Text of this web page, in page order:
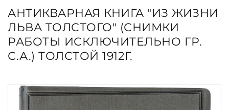
АНТИКВАРНАЯ КНИГА "ИЗ ЖИЗНИ
ЛЬВА ТОЛСТОГО" (СНИМКИ
РАБОТЫ ИСКЛЮЧИТЕЛЬНО ГР.
С.А.) ТОЛСТОЙ 1912Г.